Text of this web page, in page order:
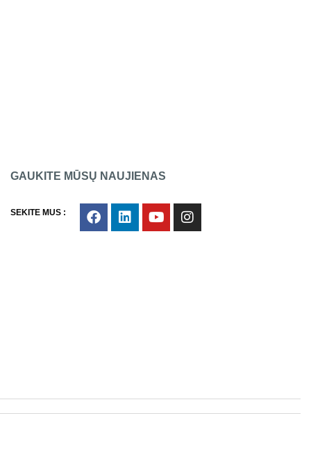
GAUKITE MŪSŲ NAUJIENAS
SEKITE MUS :